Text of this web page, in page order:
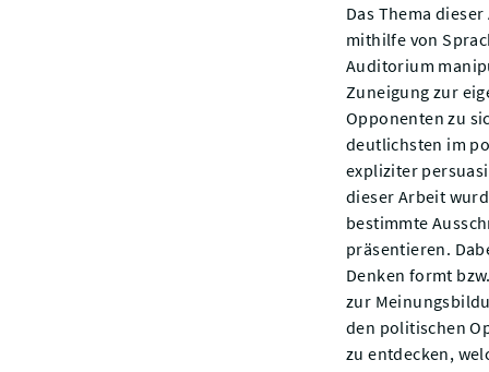
Das Thema
mithilfe von
Auditorium
Zuneigung zur
Opponenten zu
deutlichsten im
expliziter
dieser Arbeit
bestimmte
präsentieren.
Denken formt
zur
den politischen
zu entdecken,